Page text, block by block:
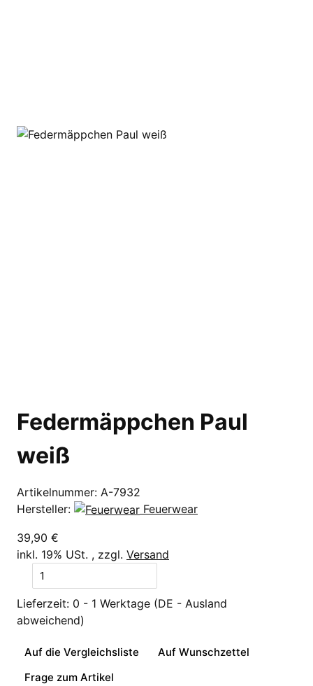
Federmäppchen Paul
weiß
Artikelnummer: A-7932
Hersteller:
Feuerwear
39,90 €
inkl. 19% USt. , zzgl. Versand
Lieferzeit: 0 - 1 Werktage (DE - Ausland
abweichend)
Auf die Vergleichsliste
Auf Wunschzettel
Frage zum Artikel